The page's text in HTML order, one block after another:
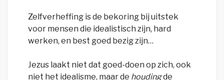
Zelfverheffing is de bekoring bij uitstek
voor mensen die idealistisch zijn, hard
werken, en best goed bezig zijn…
Jezus laakt niet dat goed-doen op zich, ook
niet het idealisme, maar de houdingde